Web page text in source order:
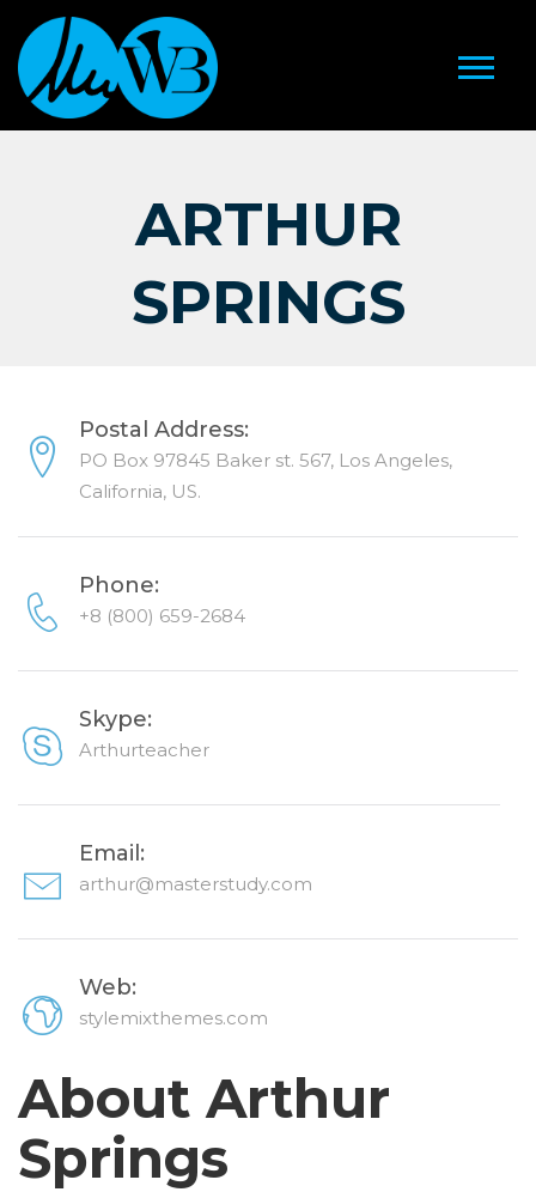
ARTHUR
SPRINGS
Postal Address:
PO Box 97845 Baker st. 567, Los Angeles,
California, US.
Phone:
+8 (800) 659-2684
Skype:
Arthurteacher
Email:
arthur@masterstudy.com
Web:
stylemixthemes.com
About Arthur
Springs